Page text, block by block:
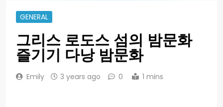
GENERAL
그리스 로도스 섬의 밤문화
즐기기 다낭 밤문화
Emily 3 years ago 0 1 mins